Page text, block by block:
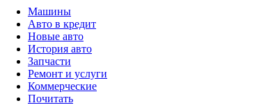
Машины
Авто в кредит
Новые авто
История авто
Запчасти
Ремонт и услуги
Коммерческие
Почитать